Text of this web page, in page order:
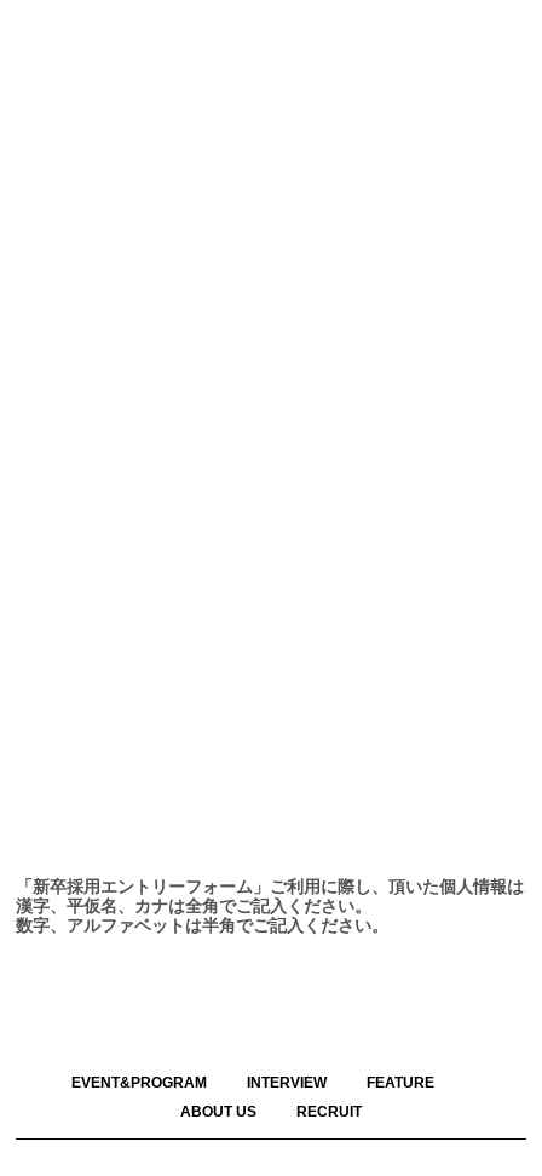
「新卒採用エントリーフォーム」ご利用に際し、頂いた個人情報
漢字、平仮名、カナは全角でご記入ください。
数字、アルファベットは半角でご記入ください。
EVENT&PROGRAM INTERVIEW
FEATURE
ABOUT US
RECRUIT